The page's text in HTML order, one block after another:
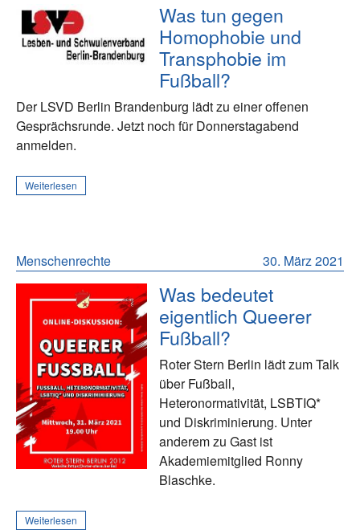
Was tun gegen
Homophobie und
Transphobie im
Fußball?
Der LSVD Berlin Brandenburg lädt zu einer offenen
Gesprächsrunde. Jetzt noch für Donnerstagabend
anmelden.
Weiterlesen
30. März 2021
Menschenrechte
Was bedeutet
eigentlich Queerer
Fußball?
Roter Stern Berlin lädt zum Talk
über Fußball,
Heteronormativität, LSBTIQ*
und Diskriminierung. Unter
anderem zu Gast ist
Akademiemitglied Ronny
Blaschke.
Weiterlesen